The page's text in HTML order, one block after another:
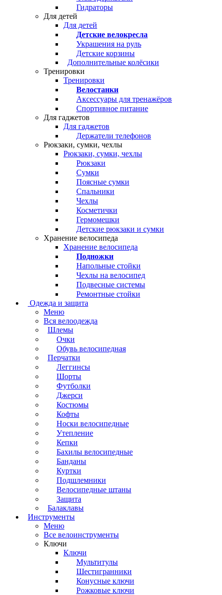
Гидраторы
Для детей
Для детей
Детские велокресла
Украшения на руль
Детские корзины
Дополнительные колёсики
Тренировки
Тренировки
Велостанки
Аксессуары для тренажёров
Спортивное питание
Для гаджетов
Для гаджетов
Держатели телефонов
Рюкзаки, сумки, чехлы
Рюкзаки, сумки, чехлы
Рюкзаки
Сумки
Поясные сумки
Спальники
Чехлы
Косметички
Гермомешки
Детские рюкзаки и сумки
Хранение велосипеда
Хранение велосипеда
Подножки
Напольные стойки
Чехлы на велосипед
Подвесные системы
Ремонтные стойки
Одежда и защита
Меню
Вся велоодежда
Шлемы
Очки
Обувь велосипедная
Перчатки
Леггинсы
Шорты
Футболки
Джерси
Костюмы
Кофты
Носки велосипедные
Утепление
Кепки
Бахилы велосипедные
Банданы
Куртки
Подшлемники
Велосипедные штаны
Защита
Балаклавы
Инструменты
Меню
Все велоинструменты
Ключи
Ключи
Мультитулы
Шестигранники
Конусные ключи
Рожковые ключи